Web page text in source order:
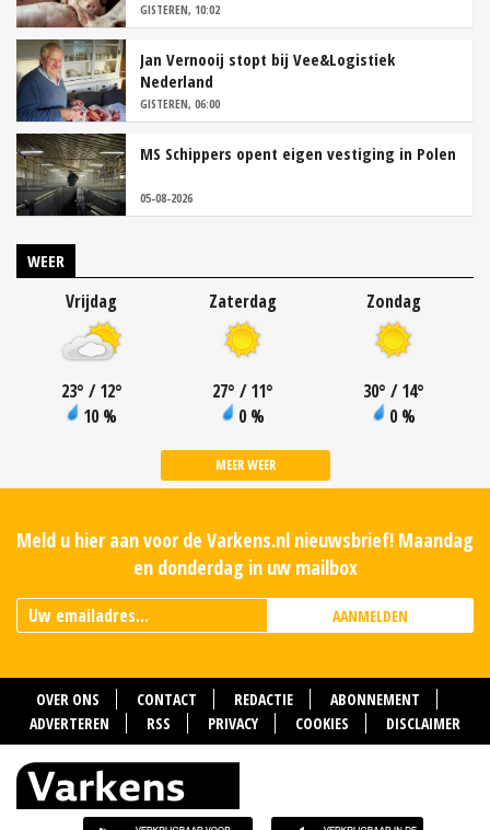
GISTEREN, 10:02
Jan Vernooij stopt bij Vee&Logistiek
Nederland
GISTEREN, 06:00
MS Schippers opent eigen vestiging in Polen
05-08-2026
WEER
Vrijdag
23° / 12°
10 %
Zaterdag
27° / 11°
0 %
Zondag
30° / 14°
0 %
MEER WEER
Meld u hier aan voor de Varkens.nl nieuwsbrief! Maandag
en donderdag in uw mailbox
AANMELDEN
OVER ONS CONTACT REDACTIE
ABONNEMENT
ADVERTEREN
RSS PRIVACY COOKIES DISCLAIMER